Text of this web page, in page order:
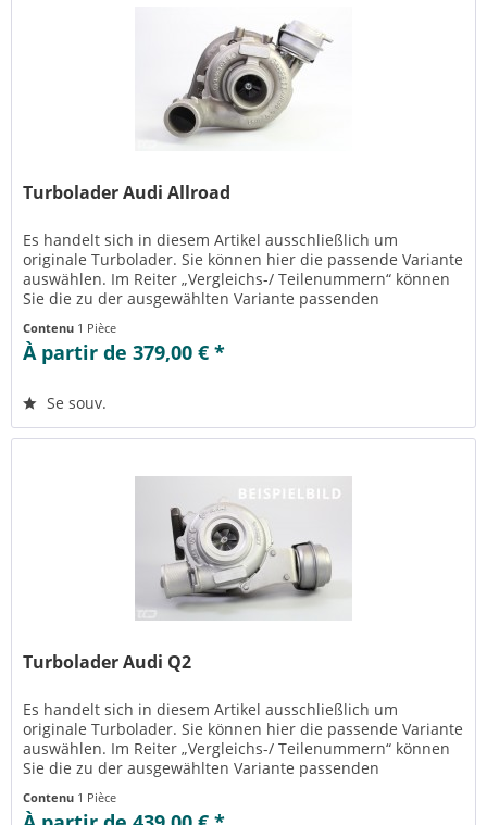
Turbolader Audi Allroad
Es handelt sich in diesem Artikel ausschließlich um
originale Turbolader. Sie können hier die passende Variante
auswählen. Im Reiter „Vergleichs-/ Teilenummern“ können
Sie die zu der ausgewählten Variante passenden
Teilenummern einsehen....
Contenu 1 Pièce
À partir de 379,00 € *
Se souv.
Turbolader Audi Q2
Es handelt sich in diesem Artikel ausschließlich um
originale Turbolader. Sie können hier die passende Variante
auswählen. Im Reiter „Vergleichs-/ Teilenummern“ können
Sie die zu der ausgewählten Variante passenden
Teilenummern einsehen....
Contenu 1 Pièce